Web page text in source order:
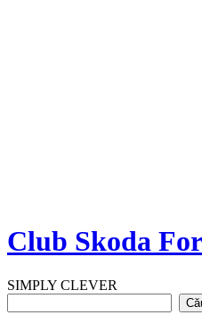
Club Skoda
SIMPLY CLEVER